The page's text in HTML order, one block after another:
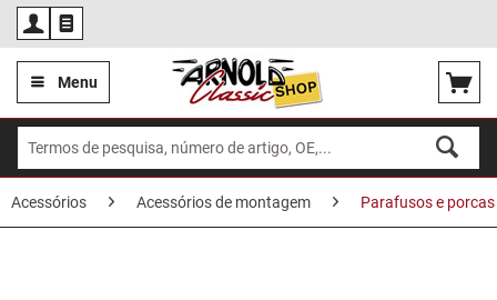
Menu
Acessórios Acessórios de montagem Parafusos e porcas